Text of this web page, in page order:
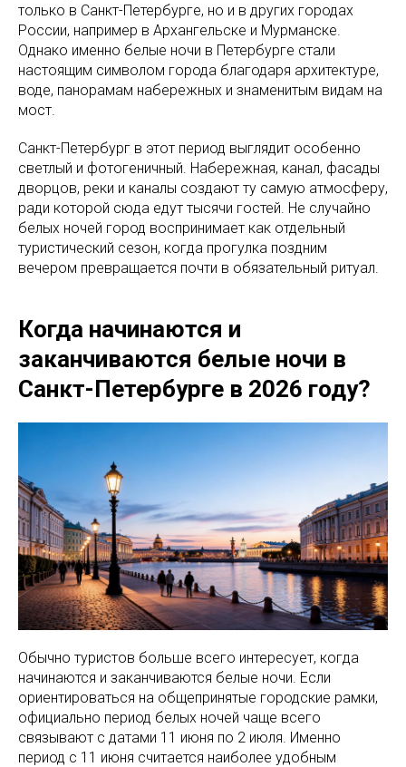
только в Санкт-Петербурге, но и в других городах
России, например в Архангельске и Мурманске.
Однако именно белые ночи в Петербурге стали
настоящим символом города благодаря архитектуре,
воде, панорамам набережных и знаменитым видам на
мост.
Санкт-Петербург в этот период выглядит особенно
светлый и фотогеничный. Набережная, канал, фасады
дворцов, реки и каналы создают ту самую атмосферу,
ради которой сюда едут тысячи гостей. Не случайно
белых ночей город воспринимает как отдельный
туристический сезон, когда прогулка поздним
вечером превращается почти в обязательный ритуал.
Когда начинаются и
заканчиваются белые ночи в
Санкт-Петербурге в 2026 году?
Обычно туристов больше всего интересует, когда
начинаются и заканчиваются белые ночи. Если
ориентироваться на общепринятые городские рамки,
официально период белых ночей чаще всего
связывают с датами 11 июня по 2 июля. Именно
период с 11 июня считается наиболее удобным